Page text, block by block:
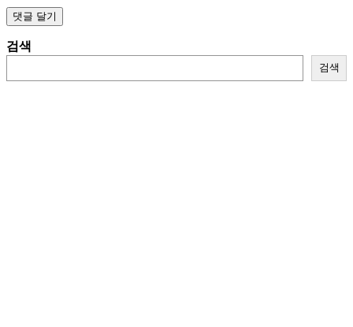
검색
검색